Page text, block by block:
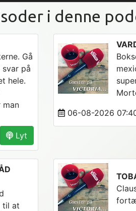
keys
or
i denne
Gå
på
hele.
Lyt
06-08-2026
til at